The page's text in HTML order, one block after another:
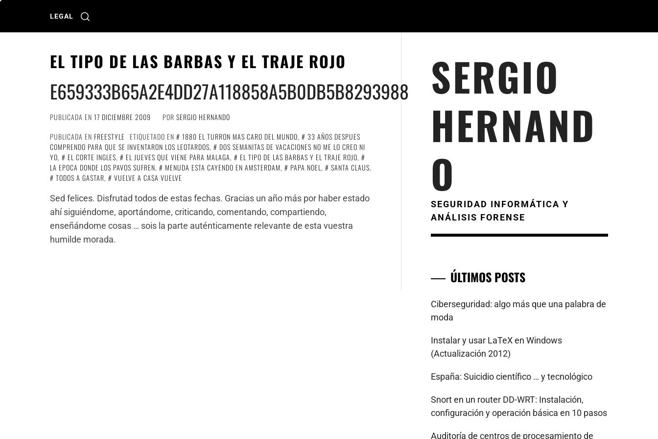
LEGAL
EL TIPO DE LAS BARBAS Y EL TRAJE ROJO
E659333B65A2E4DD27A118858A5B0DB5B8293988
PUBLICADA EN 17 DICIEMBRE 2009 POR SERGIO HERNANDO
PUBLICADA EN FREESTYLE ETIQUETADO EN 1880 EL TURRON MAS CARO DEL MUNDO,
33 AÑOS DESPUES
COMPRENDO PARA QUE SE INVENTARON LOS LEOTARDOS,
DOS SEMANITAS DE VACACIONES NO ME LO CREO NI
YO, EL CORTE INGLES, EL JUEVES QUE VIENE PARA MALAGA, EL TIPO DE LAS BARBAS Y EL TRAJE ROJO,
LA EPOCA DONDE LOS PAVOS SUFREN, MENUDA ESTA CAYENDO EN AMSTERDAM, PAPA NOEL, SANTA CLAUS,
TODOS A GASTAR,
VUELVE A CASA VUELVE
Sed felices. Disfrutad todos de estas fechas. Gracias un año más por haber estado
ahí siguiéndome, aportándome, criticando, comentando, compartiendo,
enseñándome cosas … sois la parte auténticamente relevante de esta vuestra
humilde morada.
SERGIO
HERNAND
O
SEGURIDAD INFORMÁTICA Y
ANÁLISIS FORENSE
ÚLTIMOS POSTS
Ciberseguridad: algo más que una palabra de
moda
Instalar y usar LaTeX en Windows
(Actualización 2012)
España: Suicidio científico … y tecnológico
Snort en un router DD-WRT: Instalación,
configuración y operación básica en 10 pasos
Auditoría de centros de procesamiento de